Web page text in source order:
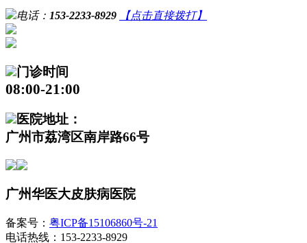
电话： 153-2233-8929 【点击直接拨打】
门诊时间
08:00-21:00
医院地址：
广州市荔湾区南岸路66号
广州华医大皮肤病医院
备案号： 粤ICP备15106860号-21
电话热线：153-2233-8929